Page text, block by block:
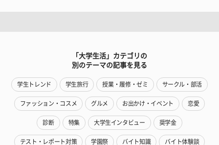
「大学生活」カテゴリの
別のテーマの記事を見る
学生トレンド 学生旅行 授業・履修・ゼミ サークル・部活
ファッション・コスメ グルメ お出かけ・イベント 恋愛
診断 特集 大学生インタビュー 奨学金
テスト・レポート対策 学園祭 バイト知識 バイト体験談